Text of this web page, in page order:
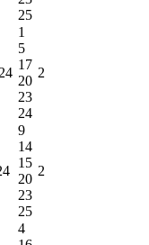
25
1
5
17
20
23
24
2
9
14
15
20
23
25
2
4